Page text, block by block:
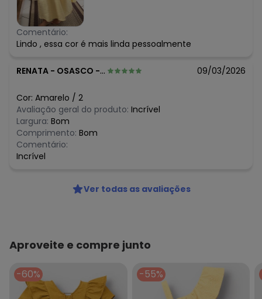
Comentário:
Lindo , essa cor é mais linda pessoalmente
RENATA - OSASCO - SP 09/03/2026
Cor: Amarelo / 2
Avaliação geral do produto: Incrível
Largura: Bom
Comprimento: Bom
Comentário:
Incrível
Ver todas as avaliações
Aproveite e compre junto
-60% -55%